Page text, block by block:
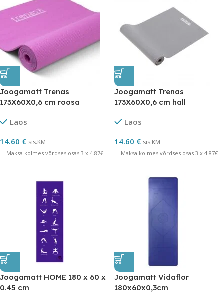
Joogamatt Trenas
173X60X0,6 cm roosa
Laos
14.60 € sis.KM
Maksa kolmes võrdses osas 3 x 4.87€
Joogamatt Trenas
173X60X0,6 cm hall
Laos
14.60 € sis.KM
Maksa kolmes võrdses osas 3 x 4.87€
Joogamatt HOME 180 x 60 x
0.45 cm
Joogamatt Vidaflor
180x60x0,3cm